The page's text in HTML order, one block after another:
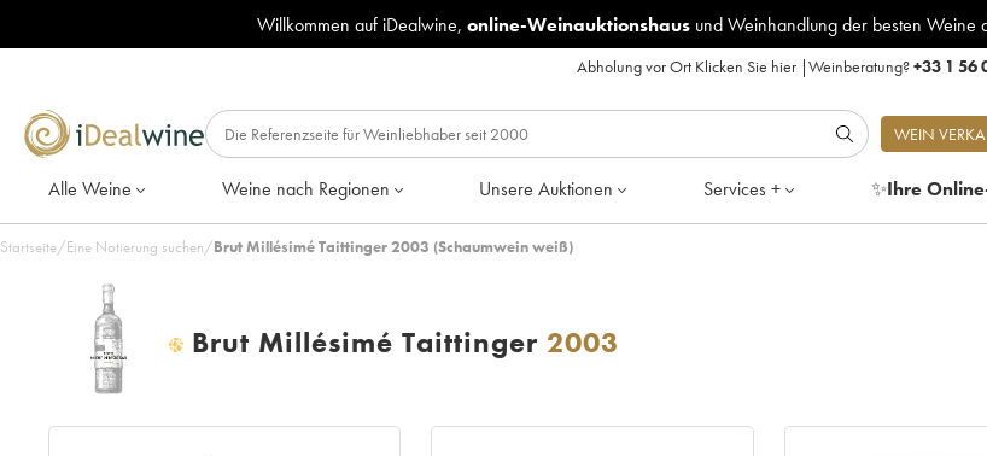
Willkommen auf iDealwine, online-Weinauktionshausund Weinhandlung der besten Weine
Abholung vor Ort Klicken Sie hier|Weinberatung?+33 1 56
WEIN
Alle Weine Weine nach Regionen Unsere Auktionen Services + ✨Ihre
Startseite/Eine Notierung suchen/Brut Millésimé Taittinger 2003 (Schaumwein weiß)
H Brut Millésimé Taittinger 2003